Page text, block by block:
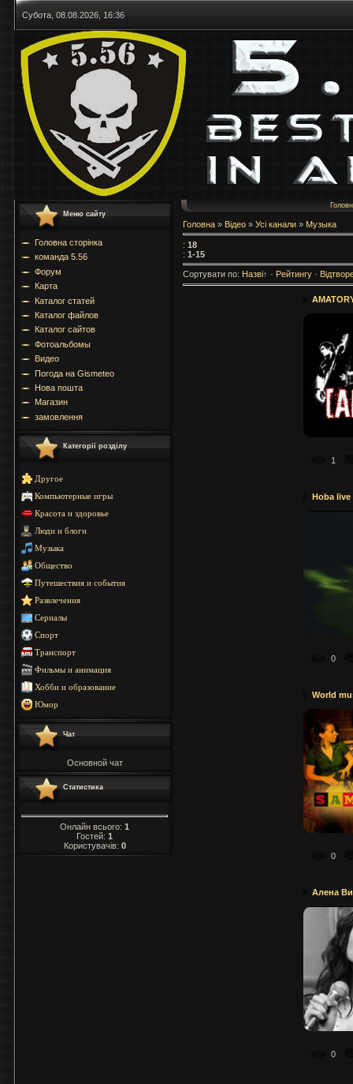
Субота, 08.08.2026, 16:36
Меню сайту
Головна сторінка
команда 5.56
Форум
Карта
Каталог статей
Каталог файлов
Каталог сайтов
Фотоальбомы
Видео
Погода на Gismeteo
Нова пошта
Магазин
замовлення
Категорії розділу
Другое
Компьютерные игры
Красота и здоровье
Люди и блоги
Музыка
Общество
Путешествия и события
Развлечения
Сериалы
Спорт
Транспорт
Фильмы и анимация
Хобби и образование
Юмор
Чат
Основной чат
Статистика
Онлайн всього: 1
Гостей: 1
Користувачів: 0
Головна » Відео » Усі канали » Музыка
: 18
: 1-15
Сортувати по: Назві↑ · Рейтингу ·
1
Hoba live
0
World
0
Алена
0